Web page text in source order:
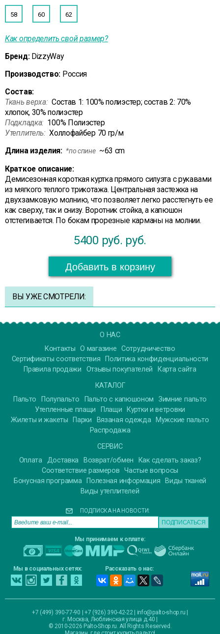
58 60 62
Как определить свой размер?
Бренд: DizzyWay
Производство: Россия
Состав:
Ткань верха: Состав 1: 100% полиэстер; состав 2: 70%
хлопок, 30% полиэстер
Подкладка: 100% Полиэстер
Утеплитель: Холлофайбер 70 гр/м
Длина изделия: *по спине ~63 cm
Краткое описание:
Демисезонная короткая куртка прямого силуэта с рукавами
из мягкого теплого трикотажа. Центральная застежка на
двухзамковую молнию, что позволяет легко расстегнуть ее
как сверху, так и снизу. Воротник стойка, а капюшон
отстегивается. По бокам прорезные карманы на молнии.
5400 руб. руб.
Добавить в корзину
ВЫ УЖЕ СМОТРЕЛИ:
О НАС
Контакты
О магазине Сотрудничество
Сертификаты соответствия
Политика конфиденциальности
Правила продажи
Отзывы покупателей
Карта сайта
КАТАЛОГ
Пальто
Полупальто Пальто с капюшоном
Зимние пальто
Утепленные плащи
Плащи
Куртки и ветровки
Жилеты и жакеты
Парки Вязаная одежда
Мужские пальто
Распродажа
СЕРВИС
Оплата Доставка Возврат/обмен
Как сделать заказ?
Соответствие размеров
Частые вопросы
Бонусная программа
Полезная информация
Виды тканей
Виды утеплителей
ПОДПИСКА НА НОВОСТИ:
Мы принимаем к оплате:
Мы в социальных сетях: Рассказать о нас:
+7 (499) 390-77-90 | +7 (926) 390-42-22 | info@palto-shop.ru
г. Москва, Люблинская улица д.40
© 2010-2026 Palto-Shop.ru. All Rights Reserved.